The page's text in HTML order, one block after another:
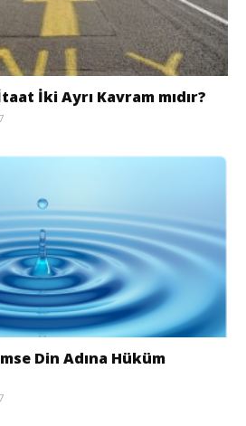
İki Ayrı Kavram mıdır?
Din Adına Hüküm